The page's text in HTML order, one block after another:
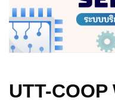
UTT-